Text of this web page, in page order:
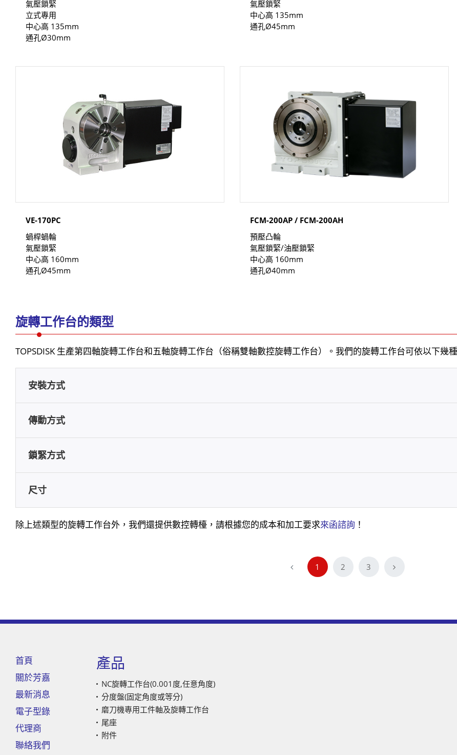
氣壓鎖緊
立式專用
中心高 135mm
通孔Ø30mm
氣壓鎖緊
中心高 135mm
通孔Ø45mm
VE-170PC
蝸桿蝸輪
氣壓鎖緊
中心高 160mm
通孔Ø45mm
FCM-200AP / FCM-200AH
預壓凸輪
氣壓鎖緊/油壓鎖緊
中心高 160mm
通孔Ø40mm
旋轉工作台的類型
TOPSDISK 生產第四軸旋轉工作台和五軸旋轉工作台（俗稱雙軸數控旋轉工作台）。我們的旋轉工作台可依以下幾
安裝方式
傳動方式
鎖緊方式
尺寸
除上述類型的旋轉工作台外，我們還提供數控轉檯，請根據您的成本和加工要求來函諮詢 ！
1 2 3
首頁
關於芳嘉
最新消息
電子型錄
代理商
聯絡我們
產品
NC旋轉工作台(0.001度,任意角度)
分度盤(固定角度或等分)
磨刀機專用工件軸及旋轉工作台
尾座
附件